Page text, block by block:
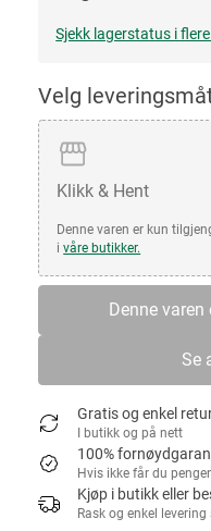
Sjekk lagerstatus i
Velg
Klikk & Hent
Denne varen er kun
ivåre butikker.
Denne
Se
Gratis og enkel
I butikk og på nett
100%
Hvis ikke får du
Kjøp i butikk eller
Rask og enkel